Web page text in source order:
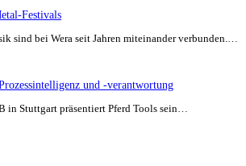
Festivals
sind bei Wera seit Jahren miteinander verbunden.…
und -verantwortung
in Stuttgart präsentiert Pferd Tools sein…